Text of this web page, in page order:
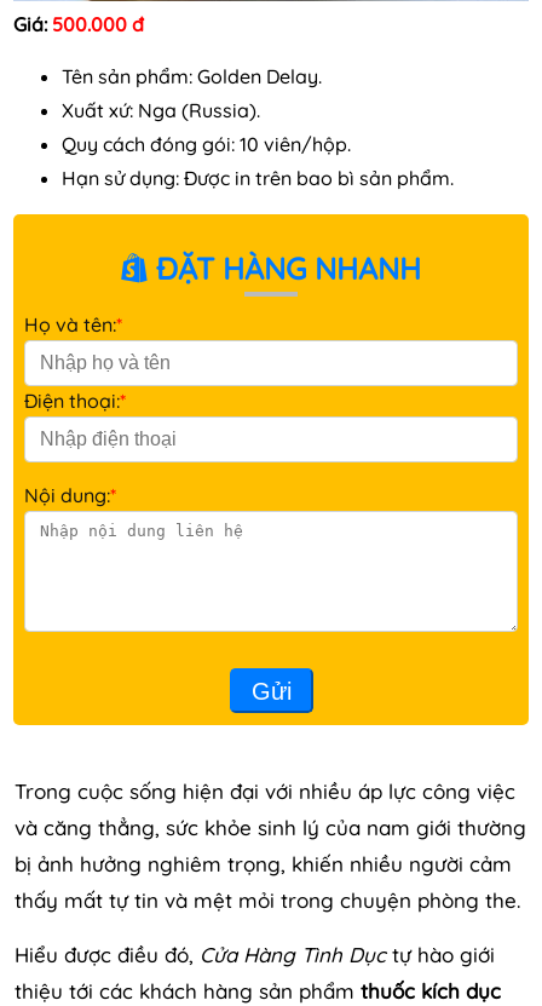
Giá: 500.000 đ
Tên sản phẩm: Golden Delay.
Xuất xứ: Nga (Russia).
Quy cách đóng gói: 10 viên/hộp.
Hạn sử dụng: Được in trên bao bì sản phẩm.
ĐẶT HÀNG NHANH
Họ và tên:*
Điện thoại:*
Nội dung:*
Gửi
Trong cuộc sống hiện đại với nhiều áp lực công việc
và căng thẳng, sức khỏe sinh lý của nam giới thường
bị ảnh hưởng nghiêm trọng, khiến nhiều người cảm
thấy mất tự tin và mệt mỏi trong chuyện phòng the.
Hiểu được điều đó, Cửa Hàng Tình Dụctự hào giới
thiệu tới các khách hàng sản phẩm thuốc kích dục